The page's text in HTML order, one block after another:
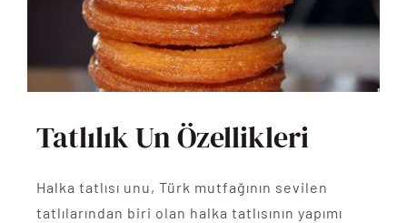
Tatlılık Un Özellikleri
Halka tatlısı unu, Türk mutfağının sevilen
tatlılarından biri olan halka tatlısının yapımı